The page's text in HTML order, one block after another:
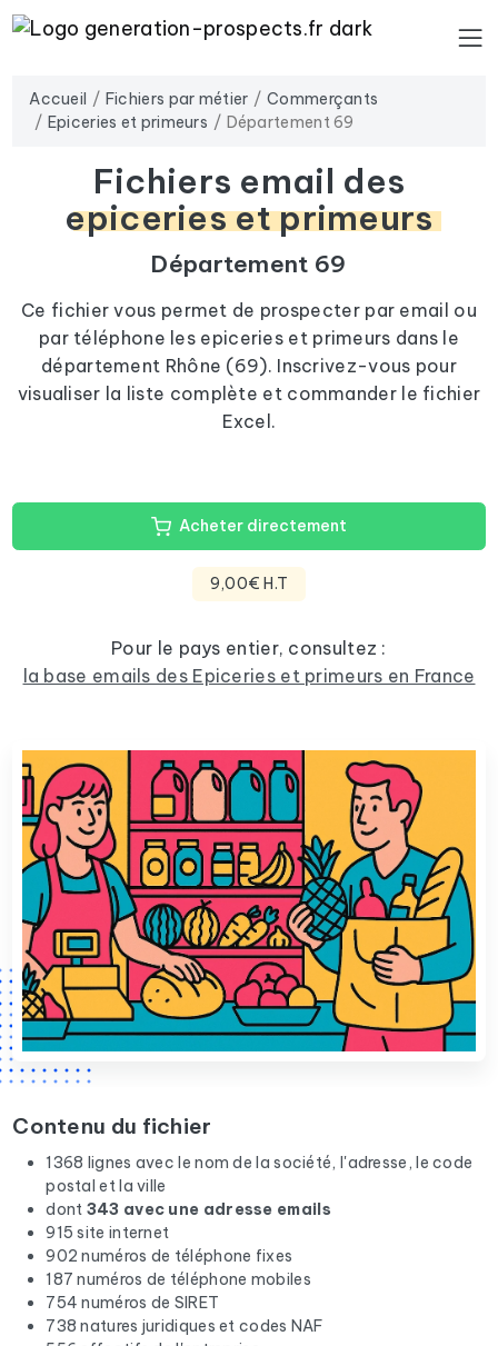
Accueil Fichiers par métier
Commerçants
Epiceries et primeurs
Département 69
Fichiers email des
epiceries et primeurs
Département 69
Ce fichier vous permet de prospecter par email ou
par téléphone les epiceries et primeurs dans le
département Rhône (69). Inscrivez-vous pour
visualiser la liste complète et commander le fichier
Excel.
Acheter directement
9,00€ H.T
Pour le pays entier, consultez :
la base emails des Epiceries et primeurs en France
Contenu du fichier
1368 lignes avec le nom de la société, l'adresse, le code
postal et la ville
dont 343 avec une adresse emails
915 site internet
902 numéros de téléphone fixes
187 numéros de téléphone mobiles
754 numéros de SIRET
738 natures juridiques et codes NAF